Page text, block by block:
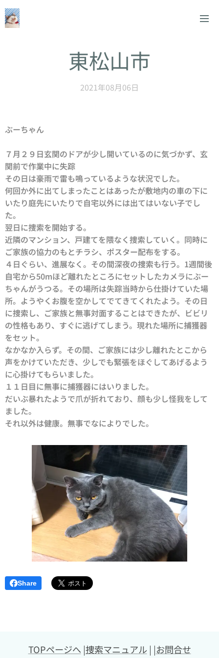
東松山市
2021年08月06日
ぶーちゃん
７月２９日玄関のドアが少し開いているのに気づかず、玄
関前で作業中に失踪
その日は豪雨で雷も鳴っているような状況でした。
何回か外に出てしまったことはあったが敷地内の車の下に
いたり庭先にいたりで自宅以外には出てはいない子でし
た。
翌日に捜索を開始する。
近隣のマンション、戸建てを隈なく捜索していく。同時に
ご家族の協力のもとチラシ、ポスター配布をする。
４日ぐらい、進展なく。その間深夜の捜索も行う。1週間後
自宅から50mほど離れたところにセットしたカメラにぶー
ちゃんがうつる。その場所は失踪当時から仕掛けていた場
所。ようやくお腹を空かしてでてきてくれたよう。その日
に捜索し、ご家族と無事対面することはできたが、ビビリ
の性格もあり、すぐに逃げてしまう。現れた場所に捕獲器
をセット。
なかなか入らず。その間、ご家族には少し離れたとこから
声をかけていただき、少しでも緊張をほぐしてあげるよう
に心掛けてもらいました。
１１日目に無事に捕獲器にはいりました。
だいぶ暴れたようで爪が折れており、顔も少し怪我をして
ました。
それ以外は健康。無事でなによりでした。
Share
TOPページへ |捜索マニュアル | |お問合せ